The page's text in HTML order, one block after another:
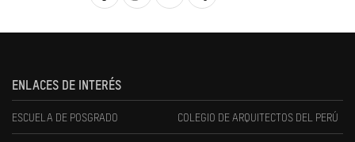
ENLACES DE INTERÉS
ESCUELA DE POSGRADO COLEGIO DE ARQUITECTOS DEL PERÚ